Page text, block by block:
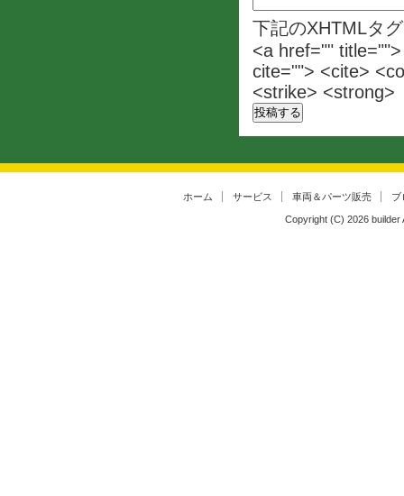
下記のXHTMLタ
<a href=""
cite=""> <cite>
<strike> <strong>
ホーム サービス 車両＆パーツ販売 ブ
Copyright (C) 2026 builder